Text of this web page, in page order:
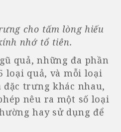
cho tấm lòng hiếu
nhớ tổ tiên.
quả, những đa phần
loại quả, và mỗi loại
đặc trưng khác nhau,
nêu ra một số loại
hay sử dụng để